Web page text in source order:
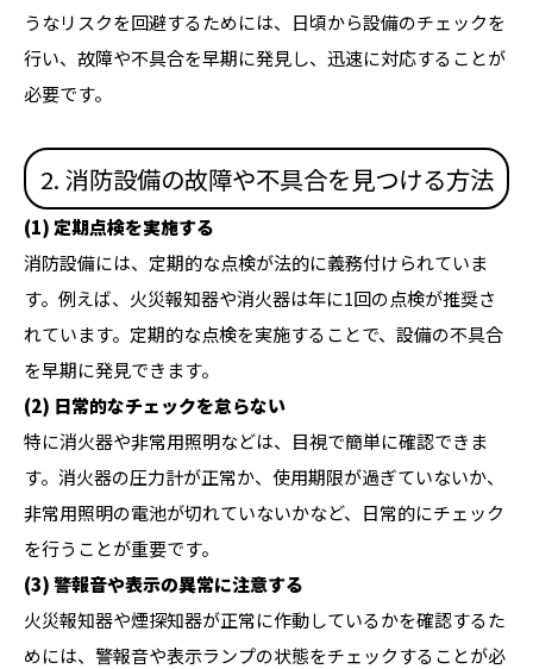
うなリスクを回避するためには、日頃から設備のチェックを
行い、故障や不具合を早期に発見し、迅速に対応することが
必要です。
2. 消防設備の故障や不具合を見つける方法
(1) 定期点検を実施する
消防設備には、定期的な点検が法的に義務付けられていま
す。例えば、火災報知器や消火器は年に1回の点検が推奨さ
れています。定期的な点検を実施することで、設備の不具合
を早期に発見できます。
(2) 日常的なチェックを怠らない
特に消火器や非常用照明などは、目視で簡単に確認できま
す。消火器の圧力計が正常か、使用期限が過ぎていないか、
非常用照明の電池が切れていないかなど、日常的にチェック
を行うことが重要です。
(3) 警報音や表示の異常に注意する
火災報知器や煙探知器が正常に作動しているかを確認するた
めには、警報音や表示ランプの状態をチェックすることが必